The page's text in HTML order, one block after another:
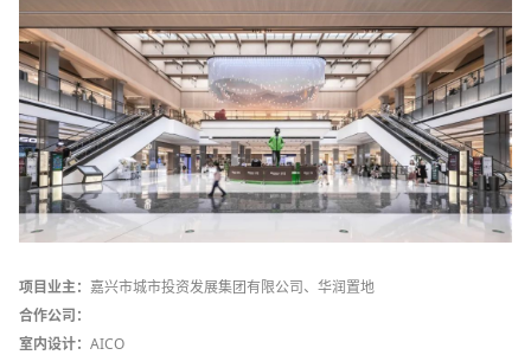
项目业主： 嘉兴市城市投资发展集团有限公司、华润置地
合作公司：
室内设计： AICO